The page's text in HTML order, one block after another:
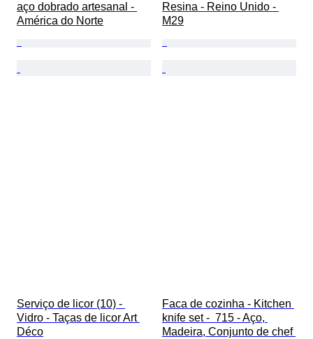
aço dobrado artesanal -
América do Norte
Resina - Reino Unido -
M29
Serviço de licor (10) -
Vidro - Taças de licor Art
Déco
Faca de cozinha - Kitchen
knife set -  715 - Aço,
Madeira, Conjunto de chef